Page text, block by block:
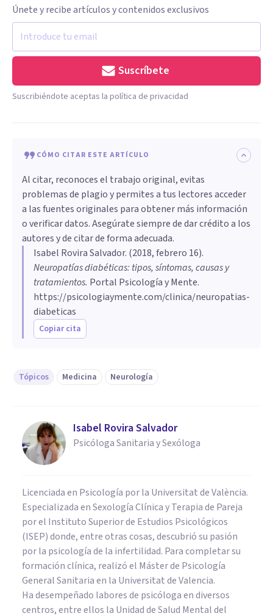
Únete y recibe artículos y contenidos exclusivos
Suscríbete
Suscribiéndote aceptas la política de privacidad
CÓMO CITAR ESTE ARTÍCULO
Al citar, reconoces el trabajo original, evitas
problemas de plagio y permites a tus lectores acceder
a las fuentes originales para obtener más información
o verificar datos. Asegúrate siempre de dar crédito a los
autores y de citar de forma adecuada.
Isabel Rovira Salvador. (2018, febrero 16).
Neuropatías diabéticas: tipos, síntomas, causas y
tratamientos. Portal Psicología y Mente.
https://psicologiaymente.com/clinica/neuropatias-
diabeticas
Copiar cita
Tópicos Medicina Neurología
Isabel Rovira Salvador
Psicóloga Sanitaria y Sexóloga
Licenciada en Psicología por la Universitat de València.
Especializada en Sexología Clínica y Terapia de Pareja
por el Instituto Superior de Estudios Psicológicos
(ISEP) donde, entre otras cosas, descubrió su pasión
por la psicología de la infertilidad. Para completar su
formación clínica, realizó el Máster de Psicología
General Sanitaria en la Universitat de Valencia.
Ha desempeñado labores de psicóloga en diversos
centros, entre ellos la Unidad de Salud Mental del